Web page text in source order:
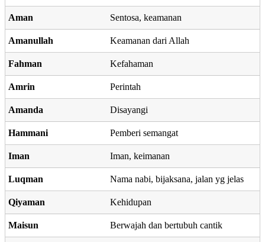
Aman Sentosa, keamanan
Amanullah Keamanan dari Allah
Fahman Kefahaman
Amrin Perintah
Amanda Disayangi
Hammani Pemberi semangat
Iman Iman, keimanan
Luqman Nama nabi, bijaksana, jalan yg jelas
Qiyaman Kehidupan
Maisun Berwajah dan bertubuh cantik